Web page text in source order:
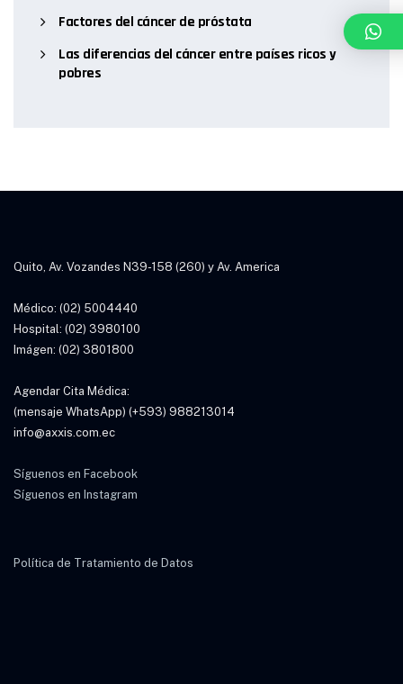
Factores del cáncer de próstata
Las diferencias del cáncer entre países ricos y
pobres
Quito, Av. Vozandes N39-158 (260) y Av. America
Médico: (02) 5004440
Hospital: (02) 3980100
Imágen: (02) 3801800
Agendar Cita Médica:
(mensaje WhatsApp) (+593) 988213014
info@axxis.com.ec
Síguenos en Facebook
Síguenos en Instagram
Política de Tratamiento de Datos